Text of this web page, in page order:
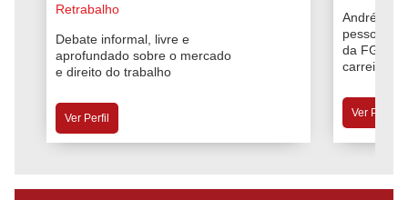
Retrabalho
Debate informal, livre e
aprofundado sobre o mercado
e direito do trabalho
Ver Perfil
Andréa
pessoas e
da FGV,
carreira e
Ver Perfil